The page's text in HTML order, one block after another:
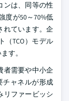
ンは、同等の性
度が50～70%低
れています。企
（TCO）モデル
す。
者需要や中小企
チャネルが形成
リファービッシ